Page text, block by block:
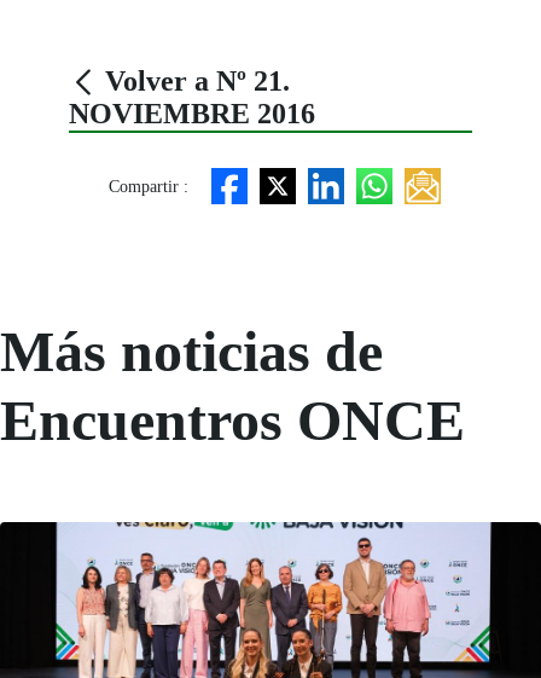
Volver a Nº 21.
NOVIEMBRE 2016
Compartir :
Más noticias de
Encuentros ONCE